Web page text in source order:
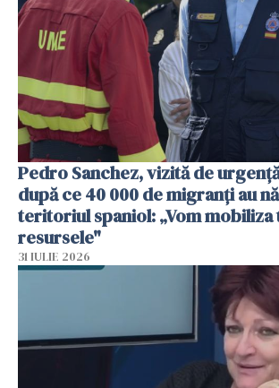
Pedro Sanchez, vizită de
după ce 40 000 de migranți au
teritoriul spaniol: „Vom mobiliza
resursele"
31 IULIE 2026